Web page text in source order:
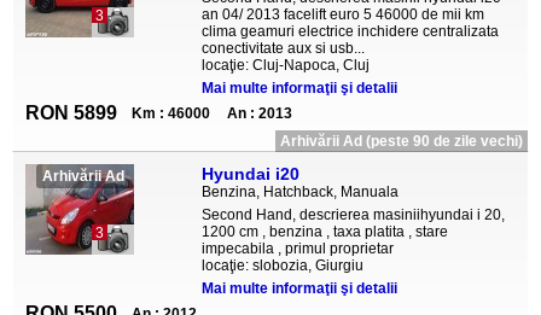
3
an 04/ 2013 facelift euro 5 46000 de mii km
clima geamuri electrice inchidere centralizata
conectivitate aux si usb...
locaţie: Cluj-Napoca, Cluj
Mai multe informaţii şi detalii
RON 5899 Km : 46000
An : 2013
Arhivării Ad (peste 90 de zile vechi)
Arhivării Ad
3
Hyundai i20
Benzina, Hatchback, Manuala
Second Hand, descrierea masiniihyundai i 20,
1200 cm , benzina , taxa platita , stare
impecabila , primul proprietar
locaţie: slobozia, Giurgiu
Mai multe informaţii şi detalii